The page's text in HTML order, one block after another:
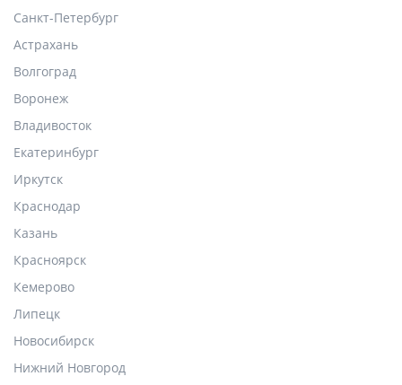
Санкт-Петербург
Астрахань
Волгоград
Воронеж
Владивосток
Екатеринбург
Иркутск
Краснодар
Казань
Красноярск
Кемерово
Липецк
Новосибирск
Нижний Новгород